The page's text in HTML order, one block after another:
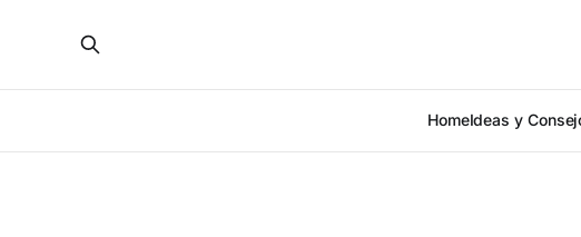
HomeIdeas y